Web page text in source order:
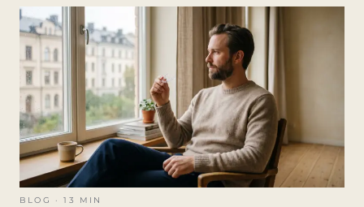
BLOG · 13 MIN